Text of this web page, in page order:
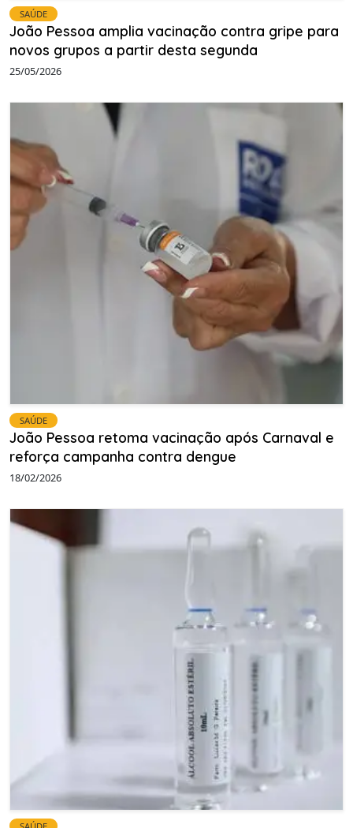
SAÚDE
João Pessoa amplia vacinação contra gripe para
novos grupos a partir desta segunda
25/05/2026
SAÚDE
João Pessoa retoma vacinação após Carnaval e
reforça campanha contra dengue
18/02/2026